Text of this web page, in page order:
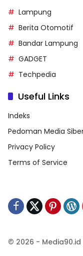
Lampung
Berita Otomotif
Bandar Lampung
GADGET
Techpedia
Useful Links
Indeks
Pedoman Media
Privacy Policy
Terms of Service
© 2026 -